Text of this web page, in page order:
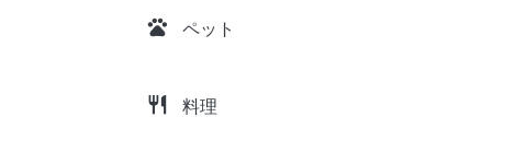
pets ペット
restaurant 料理